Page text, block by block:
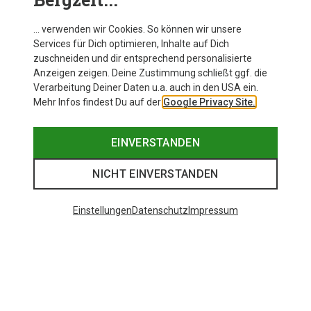
… verwenden wir Cookies. So können wir unsere
Services für Dich optimieren, Inhalte auf Dich
zuschneiden und dir entsprechend personalisierte
Anzeigen zeigen. Deine Zustimmung schließt ggf. die
Verarbeitung Deiner Daten u.a. auch in den USA ein.
Mehr Infos findest Du auf der Google Privacy Site.
EINVERSTANDEN
NICHT EINVERSTANDEN
EinstellungenDatenschutz Impressum